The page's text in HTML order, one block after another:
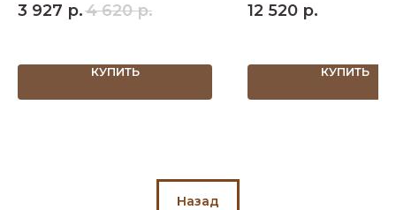
3 927 р.4 620 р.
КУПИТЬ
12 520 р.
КУПИТЬ
Назад